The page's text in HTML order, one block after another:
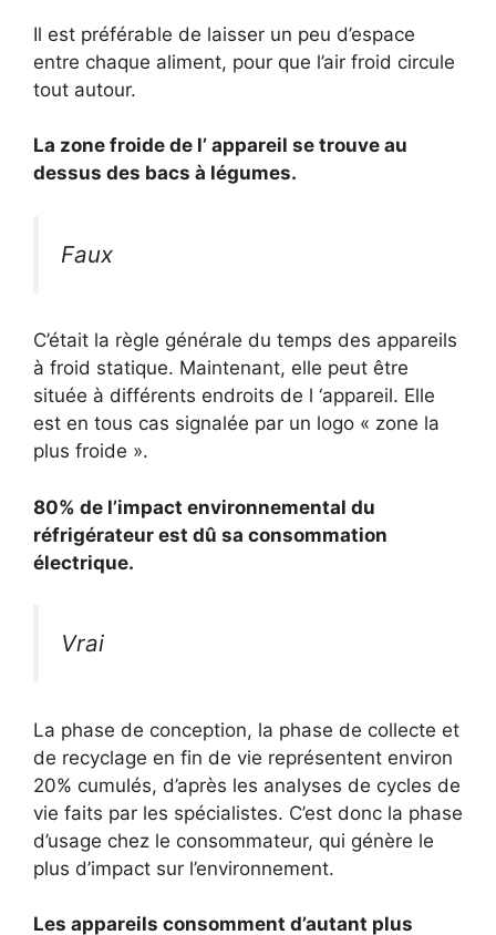
Il est préférable de laisser un peu d’espace
entre chaque aliment, pour que l’air froid circule
tout autour.
La zone froide de l’ appareil se trouve au
dessus des bacs à légumes.
Faux
C’était la règle générale du temps des appareils
à froid statique. Maintenant, elle peut être
située à différents endroits de l ‘appareil. Elle
est en tous cas signalée par un logo « zone la
plus froide ».
80% de l’impact environnemental du
réfrigérateur est dû sa consommation
électrique.
Vrai
La phase de conception, la phase de collecte et
de recyclage en fin de vie représentent environ
20% cumulés, d’après les analyses de cycles de
vie faits par les spécialistes. C’est donc la phase
d’usage chez le consommateur, qui génère le
plus d’impact sur l’environnement.
Les appareils consomment d’autant plus